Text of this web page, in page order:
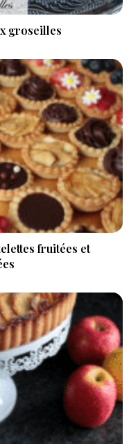
groseilles
fruitées et